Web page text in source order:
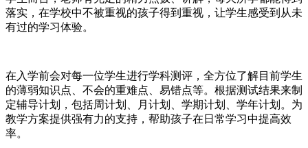
落实，在学校中不被重视的孩子得到重视，让学生感受到从未
有过的学习体验。
在入学前会对每一位学生进行学科测评，全方位了解目前学生
的薄弱知识点、不会的重难点、易错点等。根据测试结果来制
定辅导计划，包括周计划、月计划、学期计划、学年计划。为
教学方案提供强有力的支持，帮助孩子在日常学习中提高效
率。